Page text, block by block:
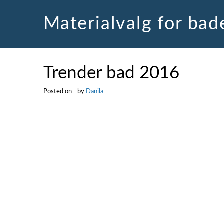
Materialvalg for
Trender bad 2016
Posted on by Danila